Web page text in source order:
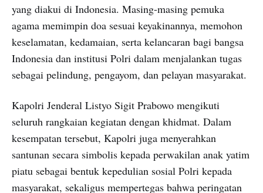
yang diakui di Indonesia. Masing-masing pemuka
agama memimpin doa sesuai keyakinannya, memohon
keselamatan, kedamaian, serta kelancaran bagi bangsa
Indonesia dan institusi Polri dalam menjalankan tugas
sebagai pelindung, pengayom, dan pelayan masyarakat.
Kapolri Jenderal Listyo Sigit Prabowo mengikuti
seluruh rangkaian kegiatan dengan khidmat. Dalam
kesempatan tersebut, Kapolri juga menyerahkan
santunan secara simbolis kepada perwakilan anak yatim
piatu sebagai bentuk kepedulian sosial Polri kepada
masyarakat, sekaligus mempertegas bahwa peringatan